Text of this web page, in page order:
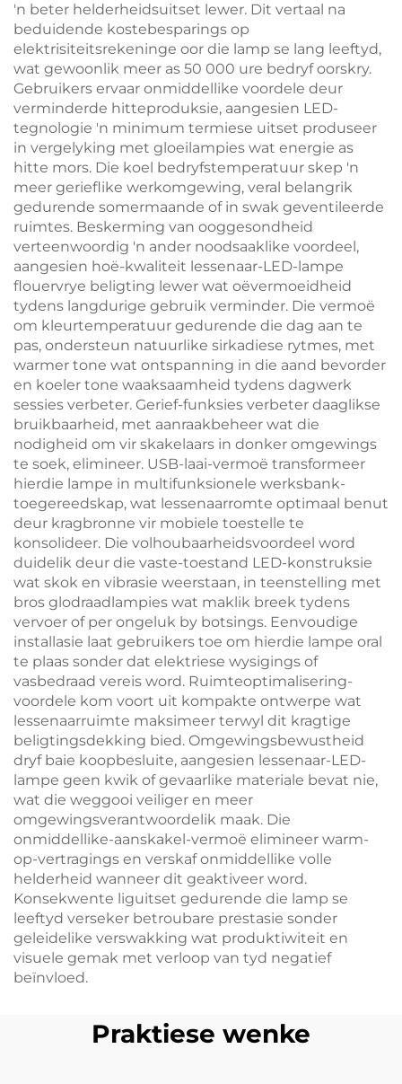
'n beter helderheidsuitset lewer. Dit vertaal na
beduidende kostebesparings op
elektrisiteitsrekeninge oor die lamp se lang leeftyd,
wat gewoonlik meer as 50 000 ure bedryf oorskry.
Gebruikers ervaar onmiddellike voordele deur
verminderde hitteproduksie, aangesien LED-
tegnologie 'n minimum termiese uitset produseer
in vergelyking met gloeilampies wat energie as
hitte mors. Die koel bedryfstemperatuur skep 'n
meer gerieflike werkomgewing, veral belangrik
gedurende somermaande of in swak geventileerde
ruimtes. Beskerming van ooggesondheid
verteenwoordig 'n ander noodsaaklike voordeel,
aangesien hoë-kwaliteit lessenaar-LED-lampe
flouervrye beligting lewer wat oëvermoeidheid
tydens langdurige gebruik verminder. Die vermoë
om kleurtemperatuur gedurende die dag aan te
pas, ondersteun natuurlike sirkadiese rytmes, met
warmer tone wat ontspanning in die aand bevorder
en koeler tone waaksaamheid tydens dagwerk
sessies verbeter. Gerief-funksies verbeter daaglikse
bruikbaarheid, met aanraakbeheer wat die
nodigheid om vir skakelaars in donker omgewings
te soek, elimineer. USB-laai-vermoë transformeer
hierdie lampe in multifunksionele werksbank-
toegereedskap, wat lessenaarromte optimaal benut
deur kragbronne vir mobiele toestelle te
konsolideer. Die volhoubaarheidsvoordeel word
duidelik deur die vaste-toestand LED-konstruksie
wat skok en vibrasie weerstaan, in teenstelling met
bros glodraadlampies wat maklik breek tydens
vervoer of per ongeluk by botsings. Eenvoudige
installasie laat gebruikers toe om hierdie lampe oral
te plaas sonder dat elektriese wysigings of
vasbedraad vereis word. Ruimteoptimalisering-
voordele kom voort uit kompakte ontwerpe wat
lessenaarruimte maksimeer terwyl dit kragtige
beligtingsdekking bied. Omgewingsbewustheid
dryf baie koopbesluite, aangesien lessenaar-LED-
lampe geen kwik of gevaarlike materiale bevat nie,
wat die weggooi veiliger en meer
omgewingsverantwoordelik maak. Die
onmiddellike-aanskakel-vermoë elimineer warm-
op-vertragings en verskaf onmiddellike volle
helderheid wanneer dit geaktiveer word.
Konsekwente liguitset gedurende die lamp se
leeftyd verseker betroubare prestasie sonder
geleidelike verswakking wat produktiwiteit en
visuele gemak met verloop van tyd negatief
beïnvloed.
Praktiese wenke